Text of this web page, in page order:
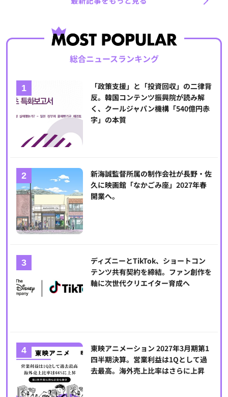
総合ニュースランキング
「政策支援」と「投資回収」の二律背
反。韓国コンテンツ振興院が読み解
く、クールジャパン機構「540億円赤
字」の本質
新海誠監督所属の制作会社が長野・佐
久に映画館「なかごみ座」2027年春
開業へ。
ディズニーとTikTok、ショートコン
テンツ共有契約を締結。ファン創作を
軸に次世代クリエイター育成へ
東映アニメーション 2027年3月期第1
四半期決算。営業利益は1Qとして過
去最高。海外売上比率はさらに上昇